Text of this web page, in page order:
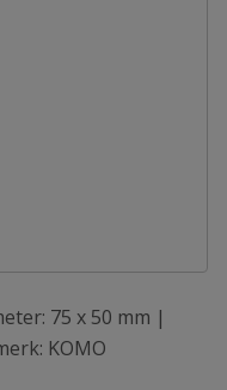
75 x 50 mm |
KOMO